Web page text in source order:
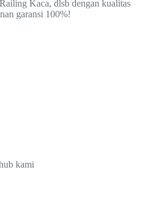
Kaca, dlsb dengan kualitas
garansi 100%!
kami